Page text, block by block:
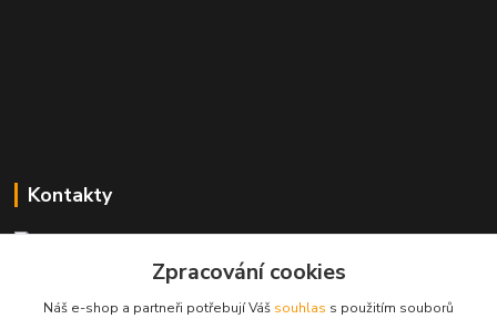
Kontakty
Zákaznická podpora
+420773237626
Zpracování cookies
Náš e-shop a partneři potřebují Váš souhlas s použitím souborů